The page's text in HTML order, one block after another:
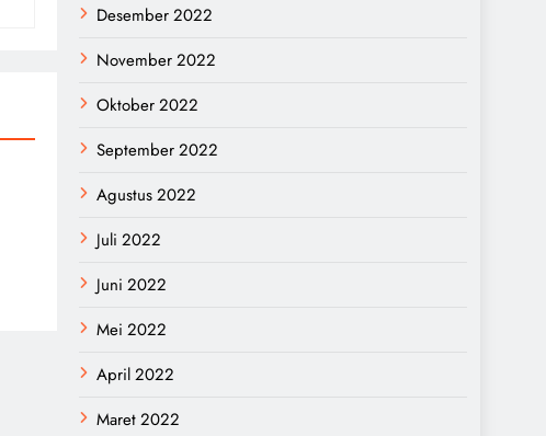
Desember 2022
November 2022
Oktober 2022
September 2022
Agustus 2022
Juli 2022
Juni 2022
Mei 2022
April 2022
Maret 2022